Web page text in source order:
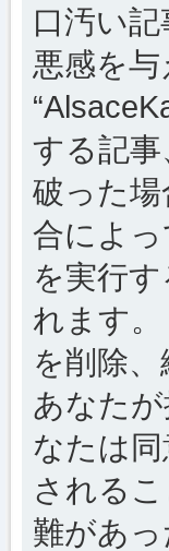
口汚い
悪感を
する記
破った
合によ
を実行
れます
を削除
あなた
なたは
される
難があ